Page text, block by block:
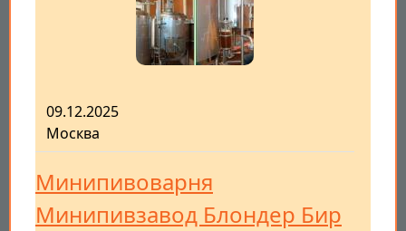
09.12.2025
Москва
Минипивоварня
Минипивзавод Блондер Бир